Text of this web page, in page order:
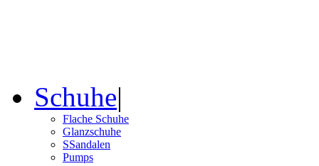
Schuhe|
Flache Schuhe
Glanzschuhe
SSandalen
Pumps